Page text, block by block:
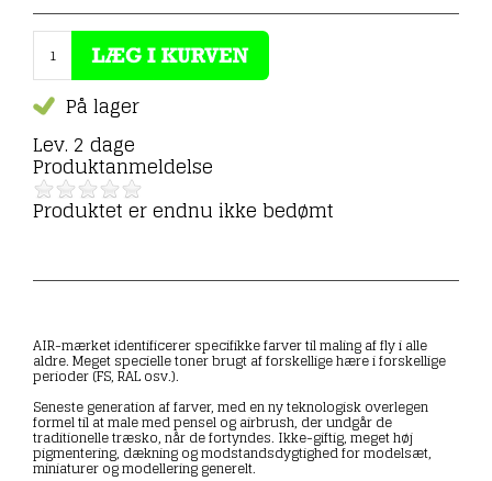
På lager
Lev. 2 dage
Produktanmeldelse
Produktet er endnu ikke bedømt
AIR-mærket identificerer specifikke farver til maling af fly i alle
aldre. Meget specielle toner brugt af forskellige hære i forskellige
perioder (FS, RAL osv.).
Seneste generation af farver, med en ny teknologisk overlegen
formel til at male med pensel og airbrush, der undgår de
traditionelle træsko, når de fortyndes. Ikke-giftig, meget høj
pigmentering, dækning og modstandsdygtighed for modelsæt,
miniaturer og modellering generelt.